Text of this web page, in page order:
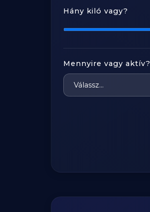
Hány kiló vagy?
Mennyire vagy aktív?